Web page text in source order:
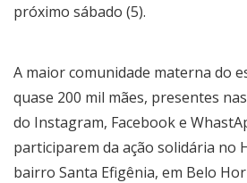
próximo sábado (5).
A maior comunidade materna do
quase 200 mil mães, presentes
do Instagram, Facebook e
participarem da ação solidária no
bairro Santa Efigênia, em Belo